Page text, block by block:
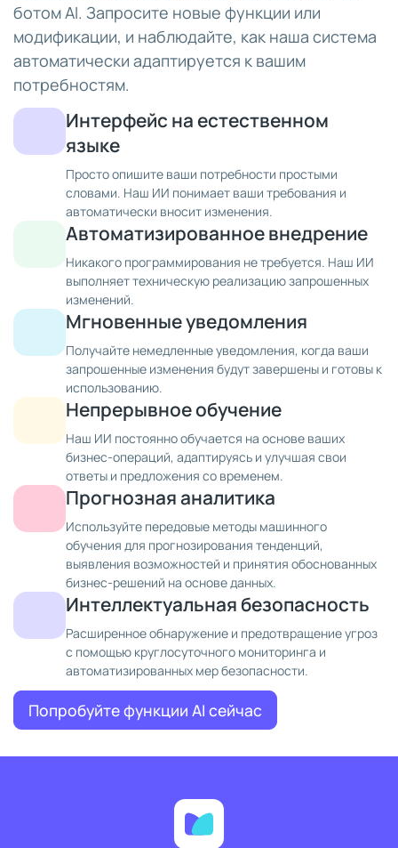
ботом AI. Запросите новые функции или
модификации, и наблюдайте, как наша система
автоматически адаптируется к вашим
потребностям.
Интерфейс на естественном
языке
Просто опишите ваши потребности простыми
словами. Наш ИИ понимает ваши требования и
автоматически вносит изменения.
Автоматизированное внедрение
Никакого программирования не требуется. Наш ИИ
выполняет техническую реализацию запрошенных
изменений.
Мгновенные уведомления
Получайте немедленные уведомления, когда ваши
запрошенные изменения будут завершены и готовы к
использованию.
Непрерывное обучение
Наш ИИ постоянно обучается на основе ваших
бизнес-операций, адаптируясь и улучшая свои
ответы и предложения со временем.
Прогнозная аналитика
Используйте передовые методы машинного
обучения для прогнозирования тенденций,
выявления возможностей и принятия обоснованных
бизнес-решений на основе данных.
Интеллектуальная безопасность
Расширенное обнаружение и предотвращение угроз
с помощью круглосуточного мониторинга и
автоматизированных мер безопасности.
Попробуйте функции AI сейчас